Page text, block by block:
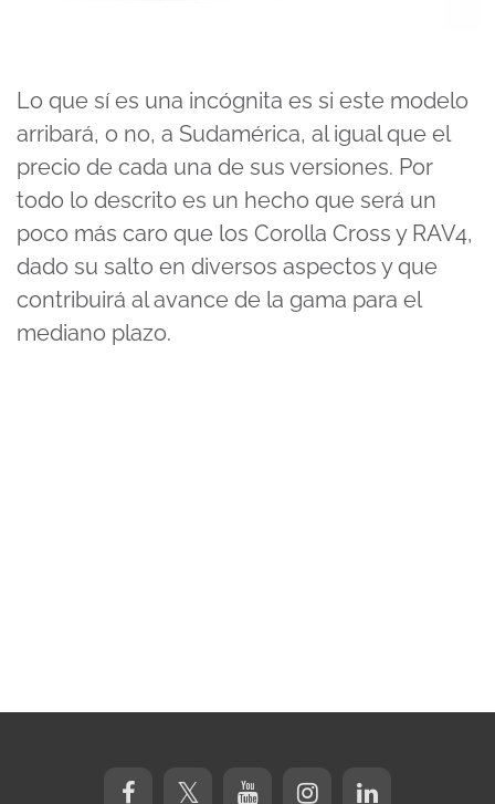
Lo que sí es una incógnita es si este modelo
arribará, o no, a Sudamérica, al igual que el
precio de cada una de sus versiones. Por
todo lo descrito es un hecho que será un
poco más caro que los Corolla Cross y RAV4,
dado su salto en diversos aspectos y que
contribuirá al avance de la gama para el
mediano plazo.